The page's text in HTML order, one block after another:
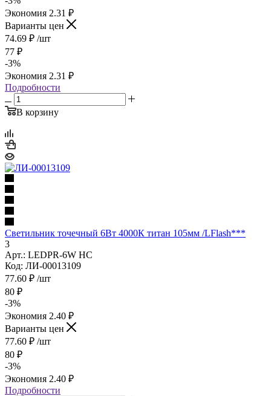
Экономия 2.31 ₽
Варианты цен
74.69 ₽ /шт
77 ₽
-3%
Экономия 2.31 ₽
Подробности
В корзину
Светильник точечный 6Вт 4000К титан 105мм /LFlash***
3
Арт.: LEDPR-6W HC
Код: ЛИ-00013109
77.60 ₽ /шт
80 ₽
-3%
Экономия 2.40 ₽
Варианты цен
77.60 ₽ /шт
80 ₽
-3%
Экономия 2.40 ₽
Подробности